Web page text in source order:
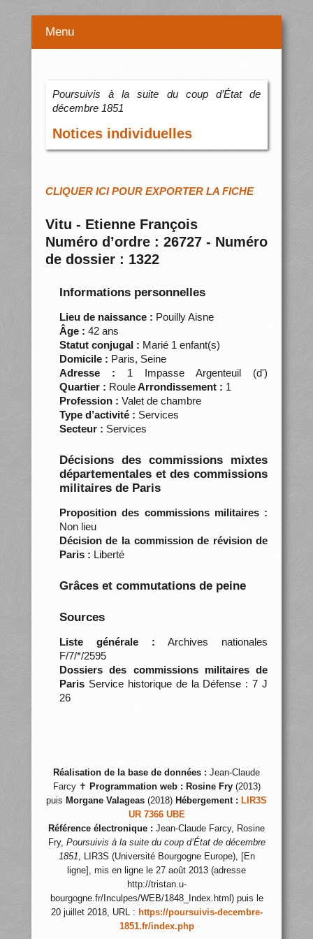
Menu
Poursuivis à la suite du coup d’État de
décembre 1851
Notices individuelles
CLIQUER ICI POUR EXPORTER LA FICHE
Vitu - Etienne François
Numéro d’ordre : 26727 - Numéro
de dossier : 1322
Informations personnelles
Lieu de naissance : Pouilly Aisne
Âge : 42 ans
Statut conjugal : Marié 1 enfant(s)
Domicile : Paris, Seine
Adresse : 1 Impasse Argenteuil (d')
Quartier : RouleArrondissement : 1
Profession : Valet de chambre
Type d’activité : Services
Secteur : Services
Décisions des commissions mixtes
départementales et des commissions
militaires de Paris
Proposition des commissions militaires :
Non lieu
Décision de la commission de révision de
Paris : Liberté
Grâces et commutations de peine
Sources
Liste générale : Archives nationales
F/7/*/2595
Dossiers des commissions militaires de
ParisService historique de la Défense : 7 J
26
Réalisation de la base de données : Jean-Claude
Farcy ✝ Programmation web : Rosine Fry(2013)
puis Morgane Valageas (2018) Hébergement : LIR3S
UR 7366 UBE
Référence électronique : Jean-Claude Farcy, Rosine
Fry, Poursuivis à la suite du coup d’État de décembre
1851, LIR3S (Université Bourgogne Europe), [En
ligne], mis en ligne le 27 août 2013 (adresse
http://tristan.u-
bourgogne.fr/Inculpes/WEB/1848_Index.html) puis le
20 juillet 2018, URL : https://poursuivis-decembre-
1851.fr/index.php